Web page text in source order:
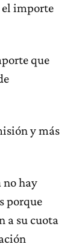
el importe
que
y más
hay
porque
a su cuota